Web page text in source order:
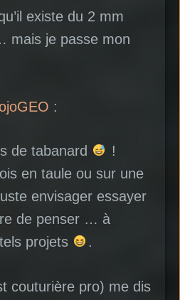
existe du 2 mm
mais je passe mon
:
de tabanard
!
en taule ou sur une
envisager essayer
de penser … à
projets
.
couturière pro) me dis